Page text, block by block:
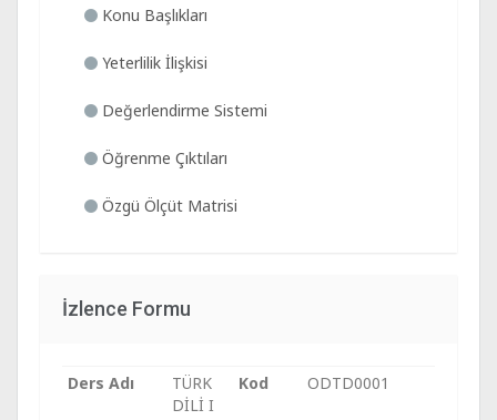
Konu Başlıkları
Yeterlilik İlişkisi
Değerlendirme Sistemi
Öğrenme Çıktıları
Özgü Ölçüt Matrisi
İzlence Formu
Ders Adı
TÜRK
DİLİ I
Kod ODTD0001